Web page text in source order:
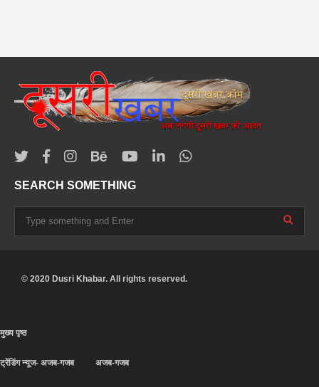
SEARCH SOMETHING
© 2020 Dusri Khabar. All rights reserved.
मुख्य पृष्ठ
ट्रेंडिंग न्यूज- अजब-गजब अजब-गजब